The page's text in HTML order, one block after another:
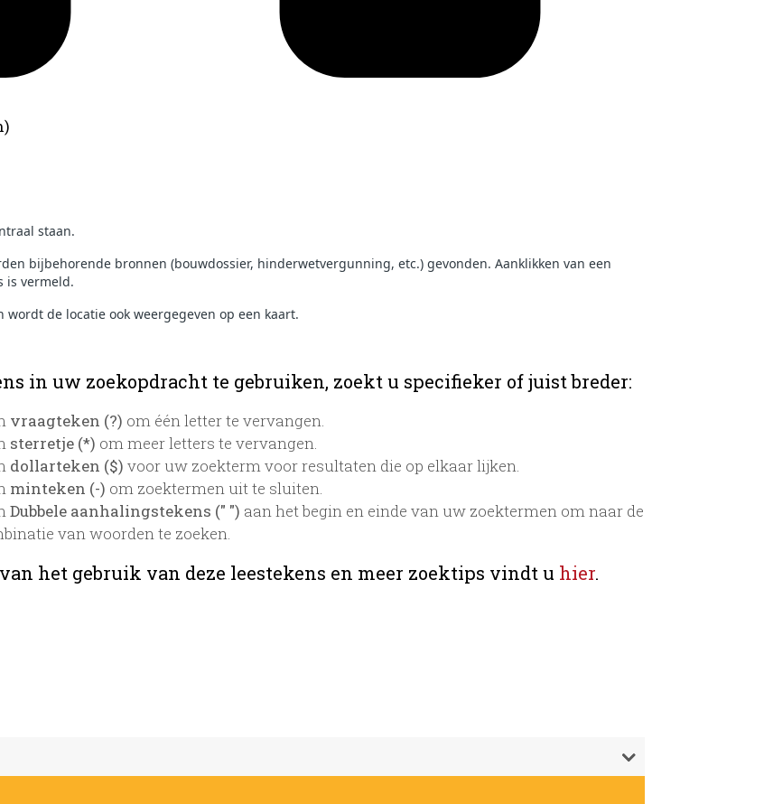
staan.
bijbehorende bronnen (bouwdossier, hinderwetvergunning, etc.) gevonden. Aanklikken van een
is vermeld.
de locatie ook weergegeven op een kaart.
in uw zoekopdracht te gebruiken, zoekt u specifieker of juist breder:
vraagteken (?) om één letter te vervangen.
sterretje (*) om meer letters te vervangen.
dollarteken ($) voor uw zoekterm voor resultaten die op elkaar lijken.
minteken (-) om zoektermen uit te sluiten.
Dubbele aanhalingstekens (" ") aan het begin en einde van uw zoektermen om naar de
van woorden te zoeken.
het gebruik van deze leestekens en meer zoektips vindt u hier.